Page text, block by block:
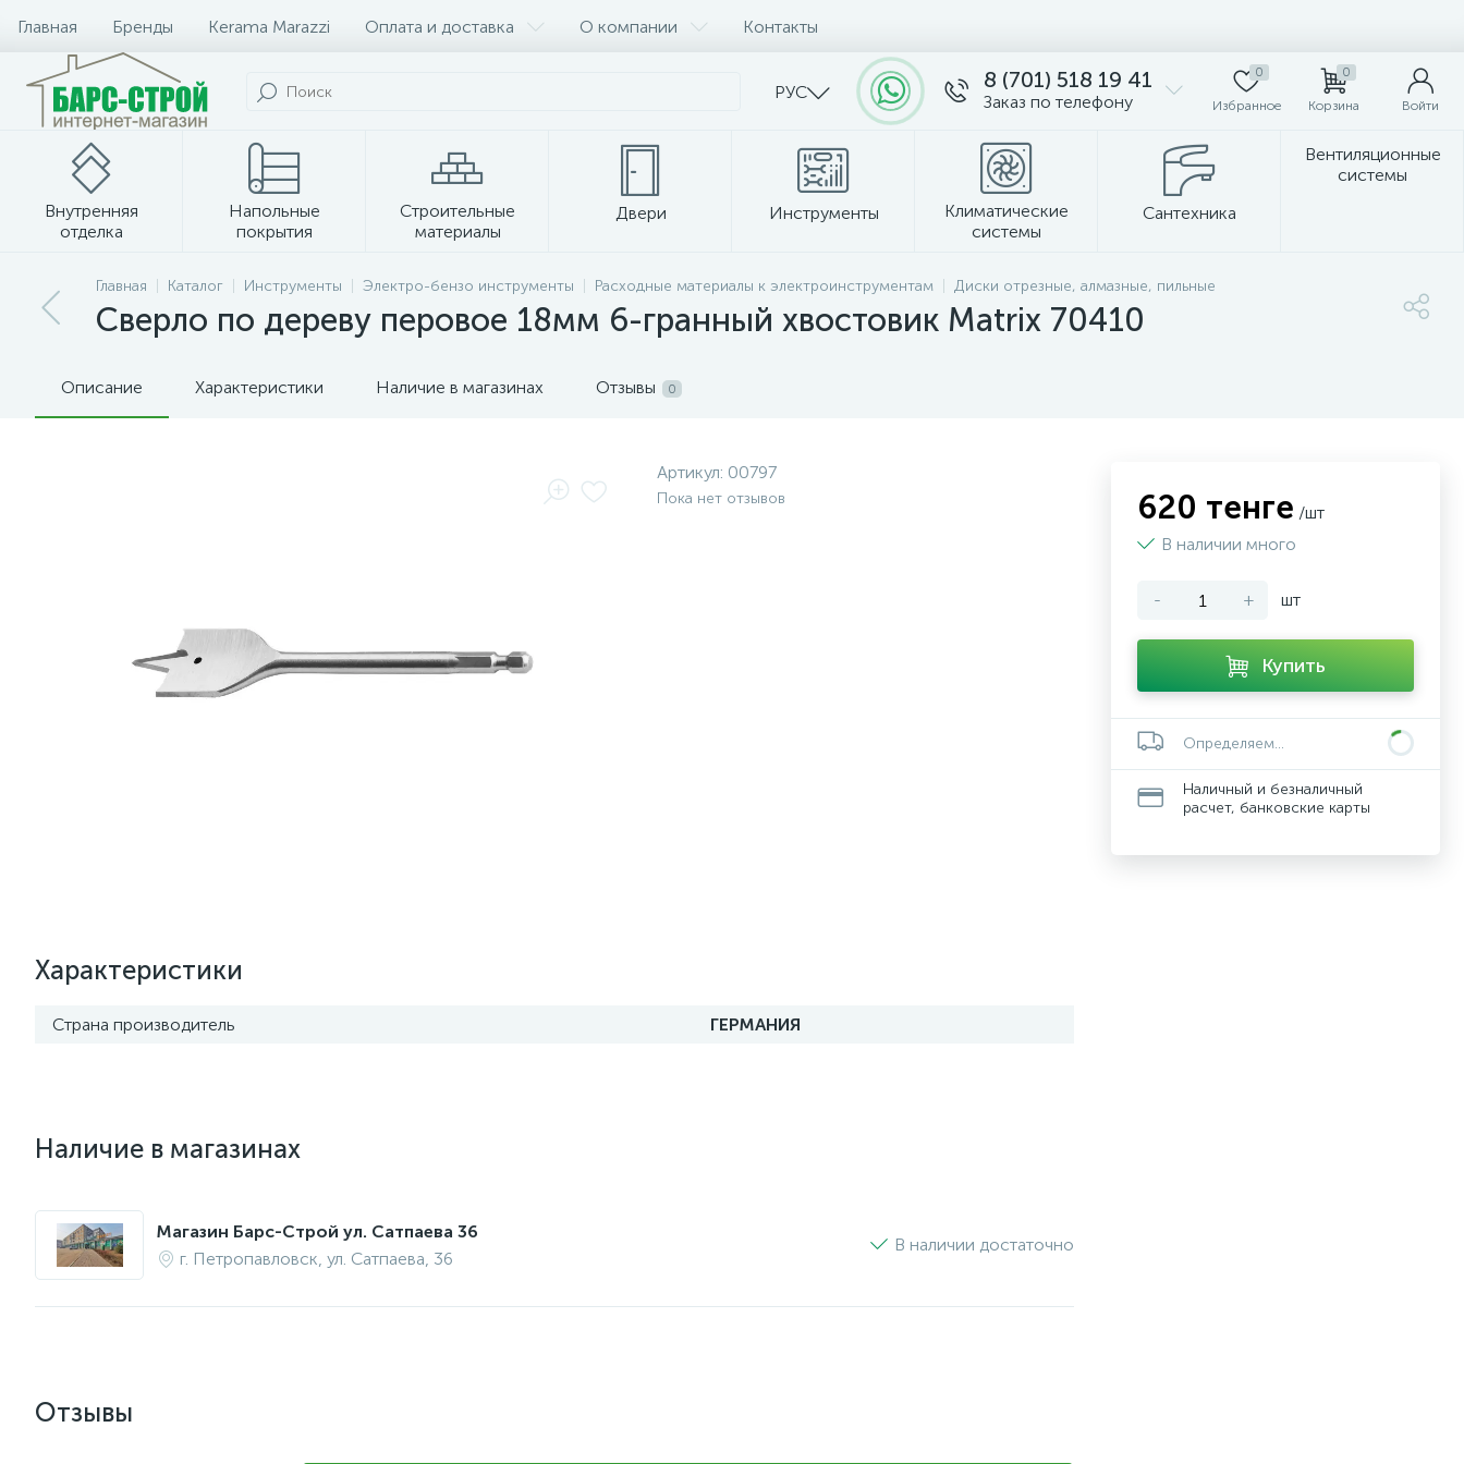
Главная Бренды Kerama Marazzi Оплата и доставка О компании Контакты
РУС 8 (701) 518 19 41
Заказ по телефону
0
Избранное
0
Корзина Войти
Внутренняя
отделка
Напольные
покрытия
Строительные
материалы
Двери Инструменты
Климатические
системы
Сантехника
Вентиляционные
системы
Плитка и керамогранит
Главная Каталог Инструменты Электро-бензо инструменты Расходные материалы к электроинструментам Диски отрезные, алмазные, пильные
Сверло по дереву перовое 18мм 6-гранный хвостовик Matrix 70410
Описание Характеристики Наличие в магазинах Отзывы 0
Артикул: 00797
Пока нет отзывов
Характеристики
Страна производитель ГЕРМАНИЯ
Наличие в магазинах
Магазин Барс-Строй ул. Сатпаева 36
г. Петропавловск, ул. Сатпаева, 36
В наличии достаточно
620 тенге /шт
В наличии много
- + шт
Купить
Определяем...
Наличный и безналичный
расчет, банковские карты
Отзывы